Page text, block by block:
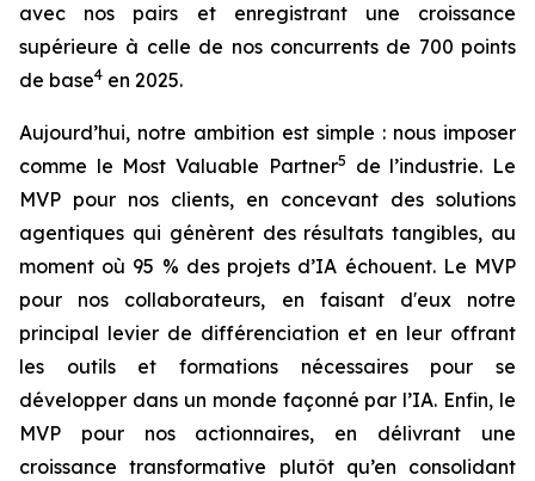
avec nos pairs et enregistrant une croissance
supérieure à celle de nos concurrents de 700 points
de base4 en 2025.
Aujourd’hui, notre ambition est simple : nous imposer
comme le Most Valuable Partner5
de l’industrie. Le
MVP pour nos clients, en concevant des solutions
agentiques qui génèrent des résultats tangibles, au
moment où 95 % des projets d’IA échouent. Le MVP
pour nos collaborateurs, en faisant d'eux notre
principal levier de différenciation et en leur offrant
les outils et formations nécessaires pour se
développer dans un monde façonné par l’IA. Enfin, le
MVP pour nos actionnaires, en délivrant une
croissance transformative plutôt qu’en consolidant